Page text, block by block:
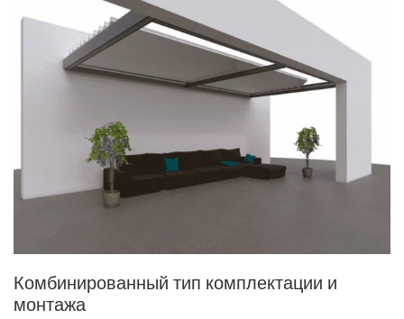
Комбинированный тип комплектации и
монтажа